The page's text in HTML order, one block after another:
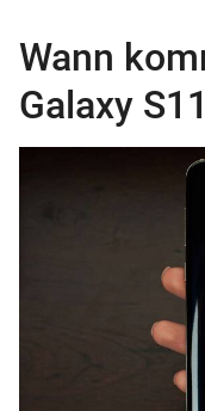
Wann
Galaxy